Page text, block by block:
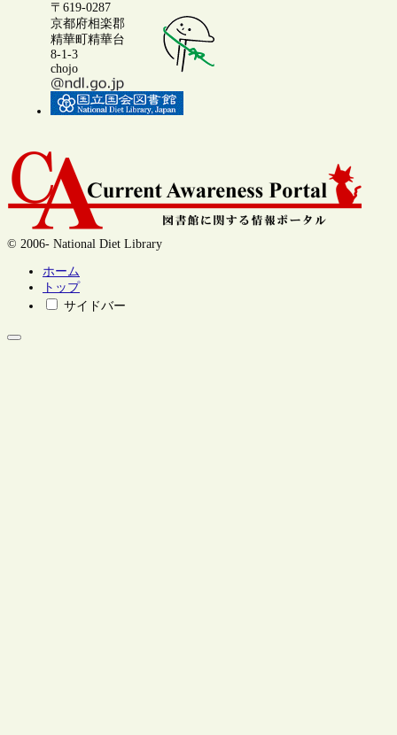
〒619-0287
京都府相楽郡
精華町精華台
8-1-3
chojo
© 2006- National Diet Library
ホーム
トップ
サイドバー